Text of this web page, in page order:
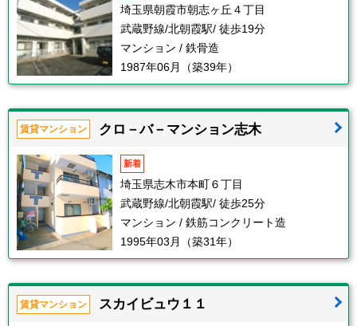
埼玉県朝霞市朝志ヶ丘４丁目
武蔵野線/北朝霞駅/ 徒歩19分
マンション / 鉄骨造
1987年06月（築39年）
賃貸マンション クロ－バ－マンション志木
新着
埼玉県志木市本町６丁目
武蔵野線/北朝霞駅/ 徒歩25分
マンション / 鉄筋コンクリート造
1995年03月（築31年）
賃貸マンション スカイビュウ１１